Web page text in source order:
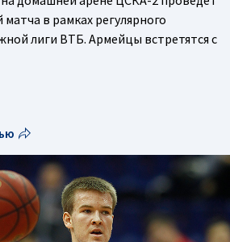
в рамках регулярного
лиги ВТБ. Армейцы встретятся с